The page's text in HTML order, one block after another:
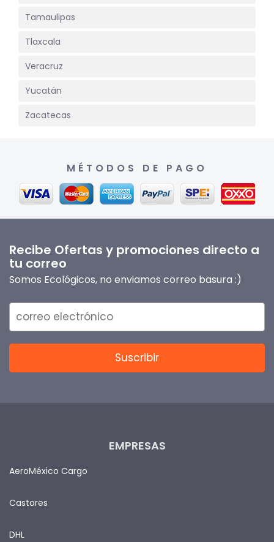
Tamaulipas
Tlaxcala
Veracruz
Yucatán
Zacatecas
MÉTODOS DE PAGO
Recibe Ofertas y promociones directo a
tu correo
Somos Ecológicos, no enviamos correo basura :)
EMPRESAS
AeroMéxico Cargo
Castores
DHL